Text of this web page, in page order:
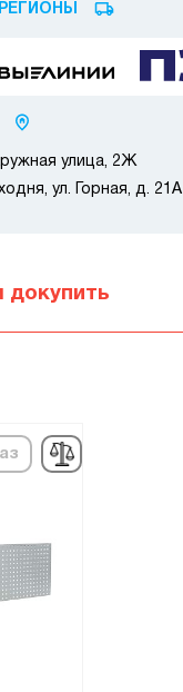
улица, 2Ж
ул. Горная, д. 21А
докупить